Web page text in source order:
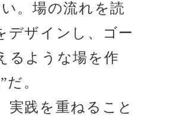
。場の流れを読
デザインし、ゴー
るような場を作
だ。
実践を重ねること